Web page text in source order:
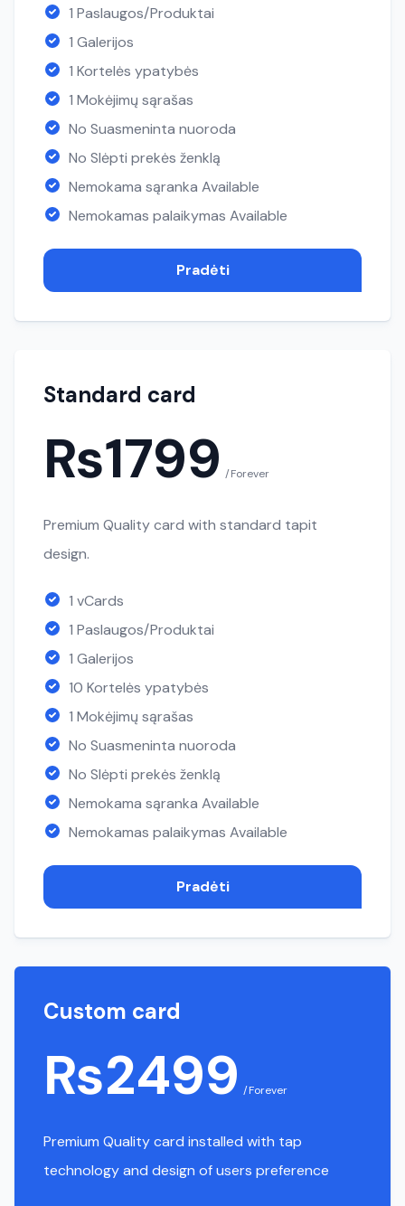
1 Paslaugos/Produktai
1 Galerijos
1 Kortelės ypatybės
1 Mokėjimų sąrašas
No Suasmeninta nuoroda
No Slėpti prekės ženklą
Nemokama sąranka Available
Nemokamas palaikymas Available
Pradėti
Standard card
₨1799 /Forever
Premium Quality card with standard tapit
design.
1 vCards
1 Paslaugos/Produktai
1 Galerijos
10 Kortelės ypatybės
1 Mokėjimų sąrašas
No Suasmeninta nuoroda
No Slėpti prekės ženklą
Nemokama sąranka Available
Nemokamas palaikymas Available
Pradėti
Custom card
₨2499 /Forever
Premium Quality card installed with tap
technology and design of users preference